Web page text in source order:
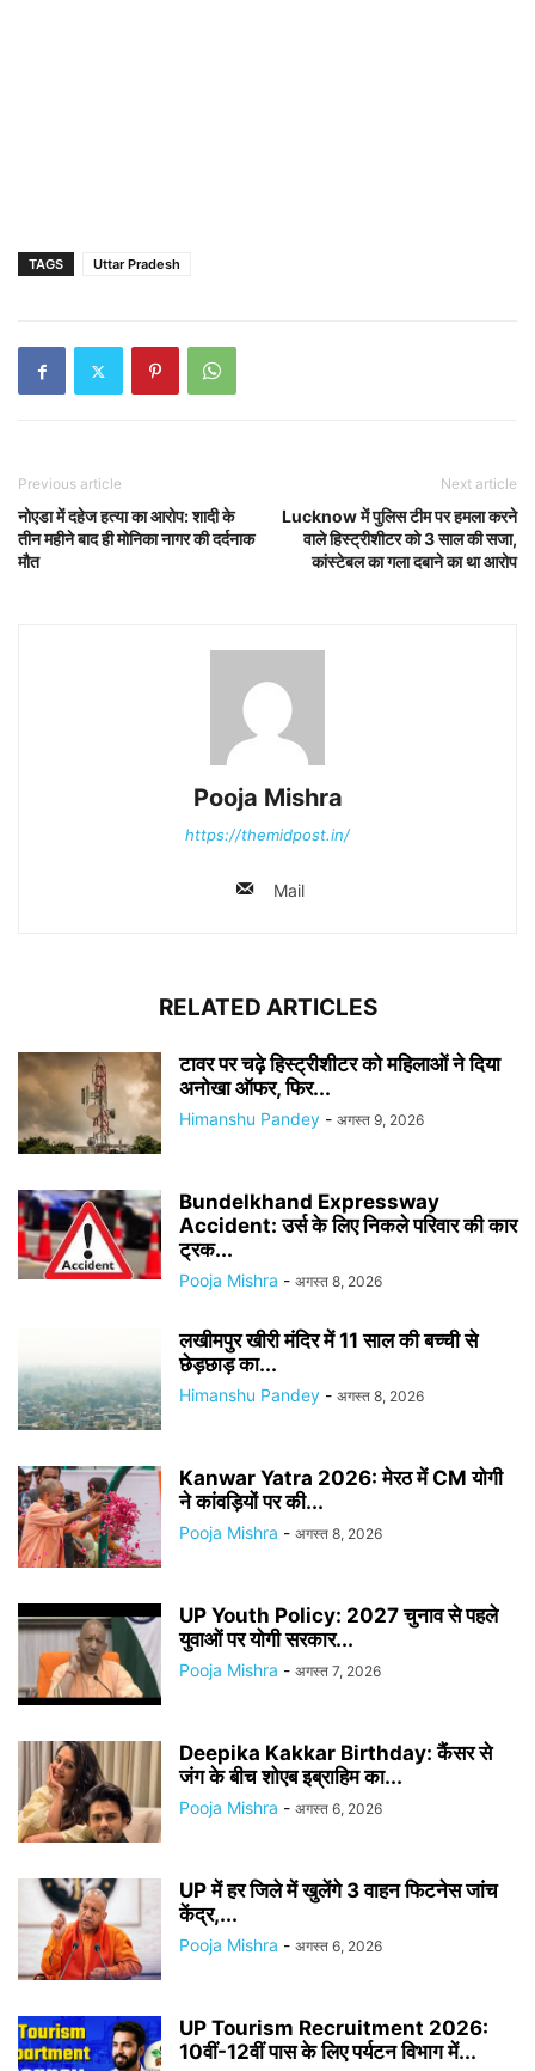
TAGS Uttar Pradesh
Previous article
नोएडा में दहेज हत्या का आरोप: शादी के
तीन महीने बाद ही मोनिका नागर की दर्दनाक
मौत
Next article
Lucknow में पुलिस टीम पर हमला करने
वाले हिस्ट्रीशीटर को 3 साल की सजा,
कांस्टेबल का गला दबाने का था आरोप
Pooja Mishra
https://themidpost.in/
Mail
RELATED ARTICLES
टावर पर चढ़े हिस्ट्रीशीटर को महिलाओं ने दिया
अनोखा ऑफर, फिर...
Himanshu Pandey - अगस्त 9, 2026
Bundelkhand Expressway
Accident: उर्स के लिए निकले परिवार की कार
ट्रक...
Pooja Mishra - अगस्त 8, 2026
लखीमपुर खीरी मंदिर में 11 साल की बच्ची से
छेड़छाड़ का...
Himanshu Pandey - अगस्त 8, 2026
Kanwar Yatra 2026: मेरठ में CM योगी
ने कांवड़ियों पर की...
Pooja Mishra - अगस्त 8, 2026
UP Youth Policy: 2027 चुनाव से पहले
युवाओं पर योगी सरकार...
Pooja Mishra - अगस्त 7, 2026
Deepika Kakkar Birthday: कैंसर से
जंग के बीच शोएब इब्राहिम का...
Pooja Mishra - अगस्त 6, 2026
UP में हर जिले में खुलेंगे 3 वाहन फिटनेस जांच
केंद्र,...
Pooja Mishra - अगस्त 6, 2026
UP Tourism Recruitment 2026:
10वीं-12वीं पास के लिए पर्यटन विभाग में...